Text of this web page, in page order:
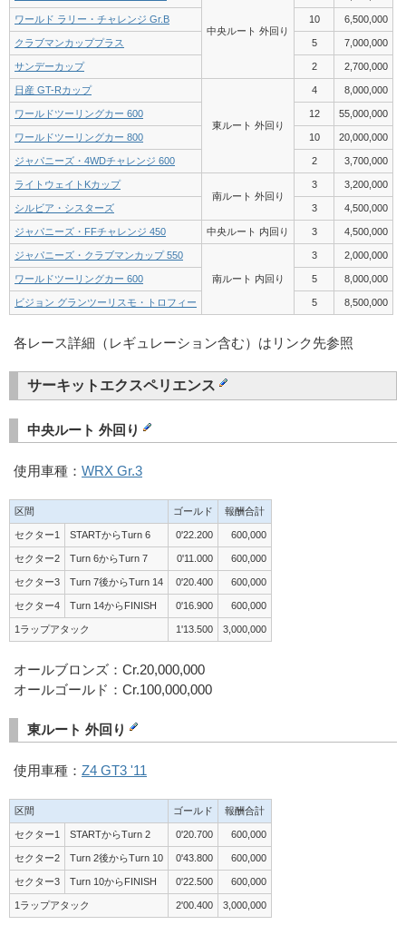
中央ルート 外回り
ワールド ラリー・チャレンジ Gr.B 10 6,500,000
クラブマンカッププラス 5 7,000,000
サンデーカップ 2 2,700,000
日産 GT-Rカップ
東ルート 外回り
4 8,000,000
ワールドツーリングカー 600 12 55,000,000
ワールドツーリングカー 800 10 20,000,000
ジャパニーズ・4WDチャレンジ 600 2 3,700,000
ライトウェイトKカップ
南ルート 外回り
3 3,200,000
シルビア・シスターズ 3 4,500,000
ジャパニーズ・FFチャレンジ 450 中央ルート 内回り 3 4,500,000
ジャパニーズ・クラブマンカップ 550
南ルート 内回り
3 2,000,000
ワールドツーリングカー 600 5 8,000,000
ビジョン グランツーリスモ・トロフィー 5 8,500,000
各レース詳細（レギュレーション含む）はリンク先参照
サーキットエクスペリエンス
中央ルート 外回り
使用車種： WRX Gr.3
区間 ゴールド 報酬合計
セクター1 STARTからTurn 6 0'22.200 600,000
セクター2 Turn 6からTurn 7 0'11.000 600,000
セクター3 Turn 7後からTurn 14 0'20.400 600,000
セクター4 Turn 14からFINISH 0'16.900 600,000
1ラップアタック 1'13.500 3,000,000
オールブロンズ：Cr.20,000,000
オールゴールド：Cr.100,000,000
東ルート 外回り
使用車種： Z4 GT3 '11
区間 ゴールド 報酬合計
セクター1 STARTからTurn 2 0'20.700 600,000
セクター2 Turn 2後からTurn 10 0'43.800 600,000
セクター3 Turn 10からFINISH 0'22.500 600,000
1ラップアタック 2'00.400 3,000,000